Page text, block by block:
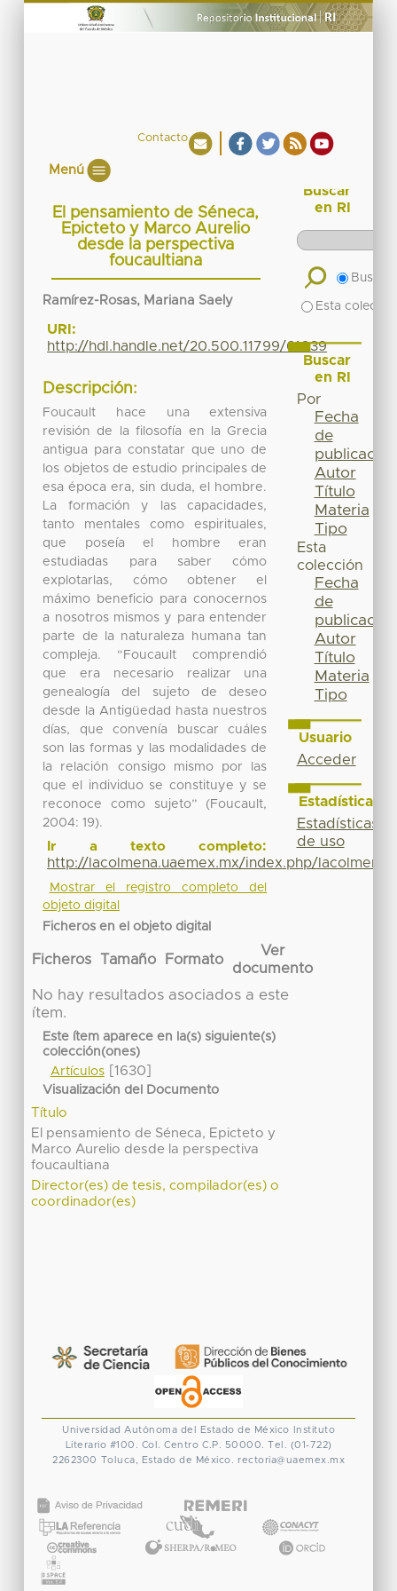
Contacto
Menú
El pensamiento de Séneca,
Epicteto y Marco Aurelio
desde la perspectiva
foucaultiana
Ramírez-Rosas, Mariana Saely
URI:
http://hdl.handle.net/20.500.11799/61039
Descripción:
Foucault hace una extensiva
revisión de la filosofía en la Grecia
antigua para constatar que uno de
los objetos de estudio principales de
esa época era, sin duda, el hombre.
La formación y las capacidades,
tanto mentales como espirituales,
que poseía el hombre eran
estudiadas para saber cómo
explotarlas, cómo obtener el
máximo beneficio para conocernos
a nosotros mismos y para entender
parte de la naturaleza humana tan
compleja. “Foucault comprendió
que era necesario realizar una
genealogía del sujeto de deseo
desde la Antigüedad hasta nuestros
días, que convenía buscar cuáles
son las formas y las modalidades de
la relación consigo mismo por las
que el individuo se constituye y se
reconoce como sujeto” (Foucault,
2004: 19).
Ir a texto completo:
http://lacolmena.uaemex.mx/index.php/
Mostrar el registro completo del
objeto digital
Ficheros en el objeto digital
Ficheros Tamaño Formato
Ver
documento
No hay resultados asociados a este
ítem.
Este ítem aparece en la(s) siguiente(s)
colección(ones)
Artículos[1630]
Visualización del Documento
Título
El pensamiento de Séneca, Epicteto y
Marco Aurelio desde la perspectiva
foucaultiana
Director(es) de tesis, compilador(es) o
coordinador(es)
Buscar
en RI
Buscar
Esta
Buscar
en RI
Por
Fecha
de
publicación
Autor
Título
Materia
Tipo
Esta
colección
Fecha
de
publicación
Autor
Título
Materia
Tipo
Usuario
Acceder
Estadísticas
Estadísticas
de uso
Universidad Autónoma del Estado de México
Instituto
Literario #100. Col. Centro C.P. 50000. Tel. (01-722)
2262300 Toluca, Estado de México. rectoria@uaemex.mx